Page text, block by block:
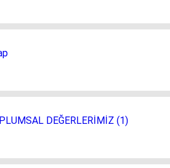
DEĞERLERİMİZ (1)